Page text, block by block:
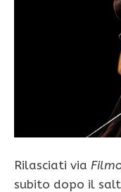
Rilasciati via
subito dopo il